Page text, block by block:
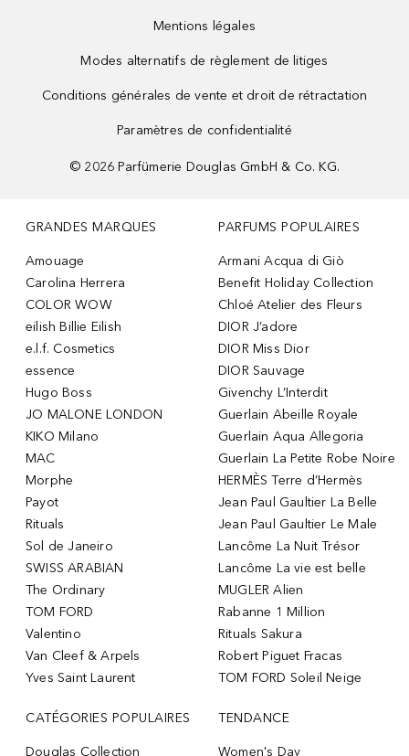
Mentions légales
Modes alternatifs de règlement de litiges
Conditions générales de vente et droit de rétractation
Paramètres de confidentialité
© 2026 Parfümerie Douglas GmbH & Co. KG.
GRANDES MARQUES
Amouage
Carolina Herrera
COLOR WOW
eilish Billie Eilish
e.l.f. Cosmetics
essence
Hugo Boss
JO MALONE LONDON
KIKO Milano
MAC
Morphe
Payot
Rituals
Sol de Janeiro
SWISS ARABIAN
The Ordinary
TOM FORD
Valentino
Van Cleef & Arpels
Yves Saint Laurent
PARFUMS POPULAIRES
Armani Acqua di Giò
Benefit Holiday Collection
Chloé Atelier des Fleurs
DIOR J’adore
DIOR Miss Dior
DIOR Sauvage
Givenchy L’Interdit
Guerlain Abeille Royale
Guerlain Aqua Allegoria
Guerlain La Petite Robe Noire
HERMÈS Terre d’Hermès
Jean Paul Gaultier La Belle
Jean Paul Gaultier Le Male
Lancôme La Nuit Trésor
Lancôme La vie est belle
MUGLER Alien
Rabanne 1 Million
Rituals Sakura
Robert Piguet Fracas
TOM FORD Soleil Neige
CATÉGORIES POPULAIRES
Douglas Collection
TENDANCE
Women's Day